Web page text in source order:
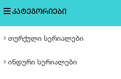
მძაფრ-სიუჟეტიანი
კატეგორიები
თურქული სერიალები
ინდური სერიალები